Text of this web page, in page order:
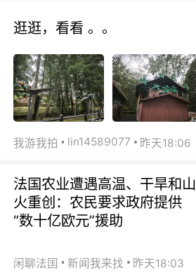
逛逛，看看 。。
我游我拍 lin14589077 昨天18:06
法国农业遭遇高温、干旱和山
火重创：农民要求政府提供
“数十亿欧元”援助
闲聊法国 新闻我来找 昨天18:03